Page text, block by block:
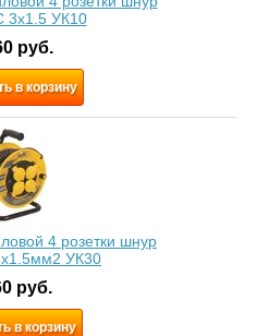
3x1.5 УК10
руб.
в корзину
4 розетки шнур
УК30
руб.
в корзину